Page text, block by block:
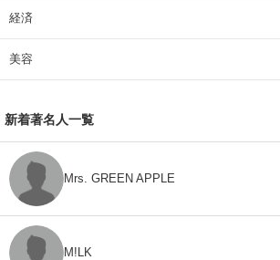
経済
美容
新着著名人一覧
Mrs. GREEN APPLE
M!LK